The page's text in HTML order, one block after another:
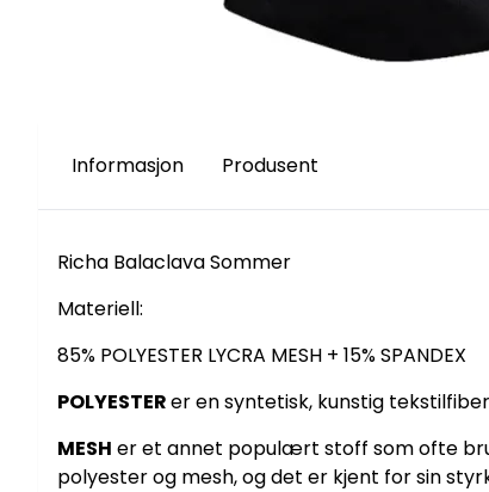
Informasjon Produsent
Richa Balaclava Sommer
Materiell:
85% POLYESTER LYCRA MESH + 15% SPANDEX
POLYESTERer en syntetisk, kunstig
MESH er et annet populært stoff som ofte
polyester og mesh, og det er kjent for sin